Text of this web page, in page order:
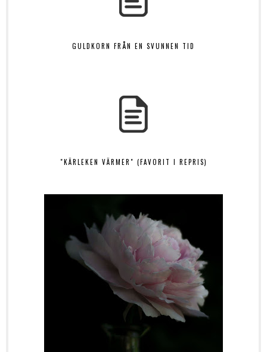
GULDKORN FRÅN EN SVUNNEN TID
"KÄRLEKEN VÄRMER" (FAVORIT I REPRIS)